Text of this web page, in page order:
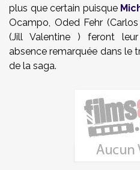
plus que certain puisque
Ocampo, Oded Fehr
(Jill Valentine ) feront
absence remarquée dans le
de la saga.